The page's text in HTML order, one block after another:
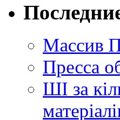
Массив
Пресса
ШІ за